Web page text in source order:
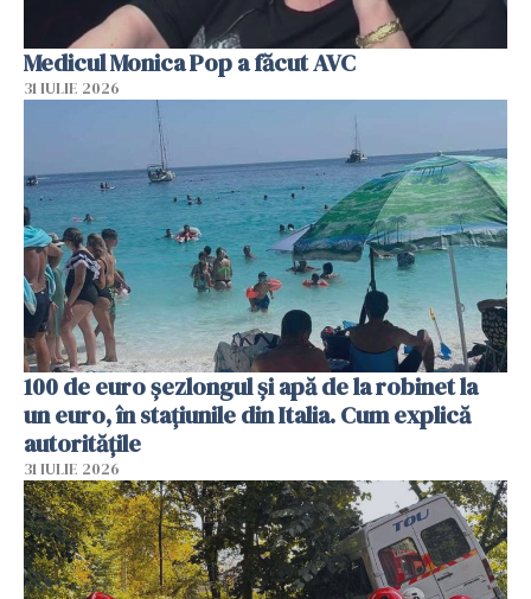
Medicul Monica Pop a făcut AVC
31 IULIE 2026
100 de euro șezlongul și apă de la robinet la
un euro, în stațiunile din Italia. Cum explică
autoritățile
31 IULIE 2026